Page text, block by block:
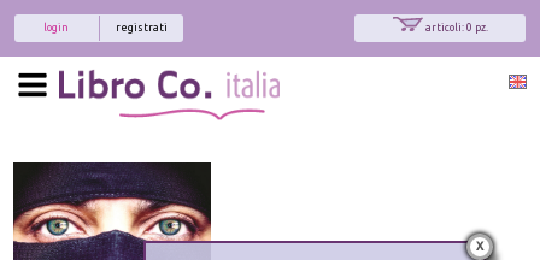
articoli: 0 pz.
registrati
login
x